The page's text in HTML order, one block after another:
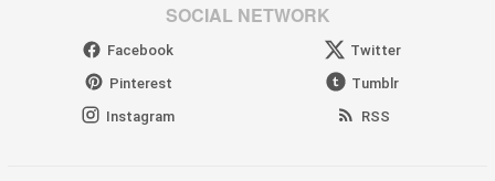
SOCIAL NETWORK
Facebook
Twitter
Pinterest
Tumblr
Instagram
RSS